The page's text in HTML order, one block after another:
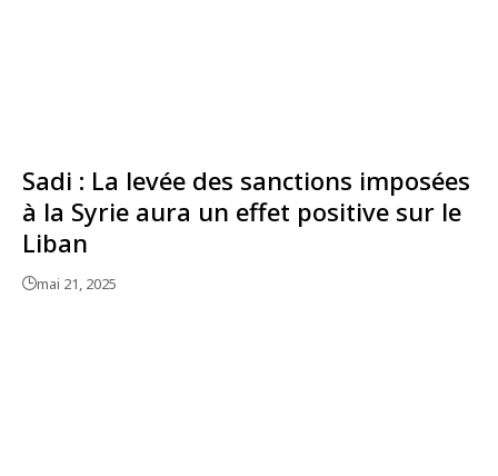
Sadi : La levée des sanctions imposées
à la Syrie aura un effet positive sur le
Liban
mai 21, 2025